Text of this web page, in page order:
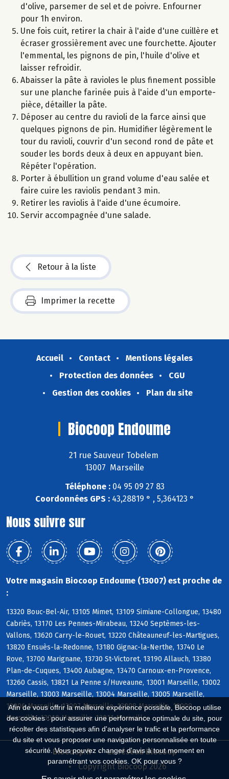
Afin de vous offrir la meilleure expérience possible, Biocoop utilise
des cookies : pour assurer une performance optimale du site, pour
récolter des statistiques afin d'analyser le trafic et la performance
du site et vous proposer une navigation personnalisée en toute
sécurité. Vous pouvez changer d'avis à tout moment en
paramétrant vos cookies. OK pour vous ?
d'olive, parsemer de sel et de poivre. Enfourner
pour 1h environ.
Une fois cuit, retirer la chair à l'aide d'une cuillère et
écraser grossièrement avec une fourchette. Ajouter
l'emmental, les pignons de pin, l'huile d'olive et
laisser refroidir.
Abaisser la pâte à ravioles le plus finement possible
sur une planche farinée puis à l'aide d'un emporte-
pièce, détailler la pâte.
Déposer au centre du ravioli de la farce ainsi que
quelques pignons de pin. Humidifier légèrement le
tour du ravioli, couvrir d'un second rond de pâte et
souder les bords deux à deux en appuyant bien.
Répéter l'opération.
Porter à ébullition un grand volume d'eau salée et
faire cuire les raviolis pendant 3 min.
Retirer les raviolis à l'aide d'une écumoire.
Servir accompagnée d'une salade.
Retour à la liste
Imprimer la recette
Accueil Contact
Mentions légales
Protection des données
CGU
Gestion des cookies
Plan du site
Biocoop Endoume
21 rue Sauveur Tobelem
13007 Marseille
Téléphone :04 95 09 27 83
Coordonnées GPS :43,28819 ° , 5,364123 °
Nous suivre sur
Votre magasin Biocoop Endoume (13007) est proche de
:
13320 Bouc-Bel-Air, 13105 Mimet, 13109 Simiane-Collongue, 13480
Cabriès, 13170 Les Pennes-Mirabeau, 13240 Septèmes-les-
Vallons, 13620 Carry-le-Rouet, 13220 Châteauneuf-les-Martigues,
13820 Ensuès-la-Redonne, 13180 Gignac-la-Nerthe, 13740 Le
Rove, 13700 Marignane, 13730 St-Victoret, 13190 Allauch, 13380
Plan-de-Cuques, 13400 Aubagne, 13470 Carnoux-en-Provence,
13260 Cassis, 13821 La Penne s/Huveaune, 13001 Marseille, 13002
Marseille, 13003 Marseille, 13004 Marseille, 13005 Marseille,
13006 Marseille, 13007 Marseille, 13008 Marseille, 13009
Marseille, 13010 Marseille, 13011 Marseille
Biocoop.fr
Le réseau Biocoop
Copyright Biocoop 2026